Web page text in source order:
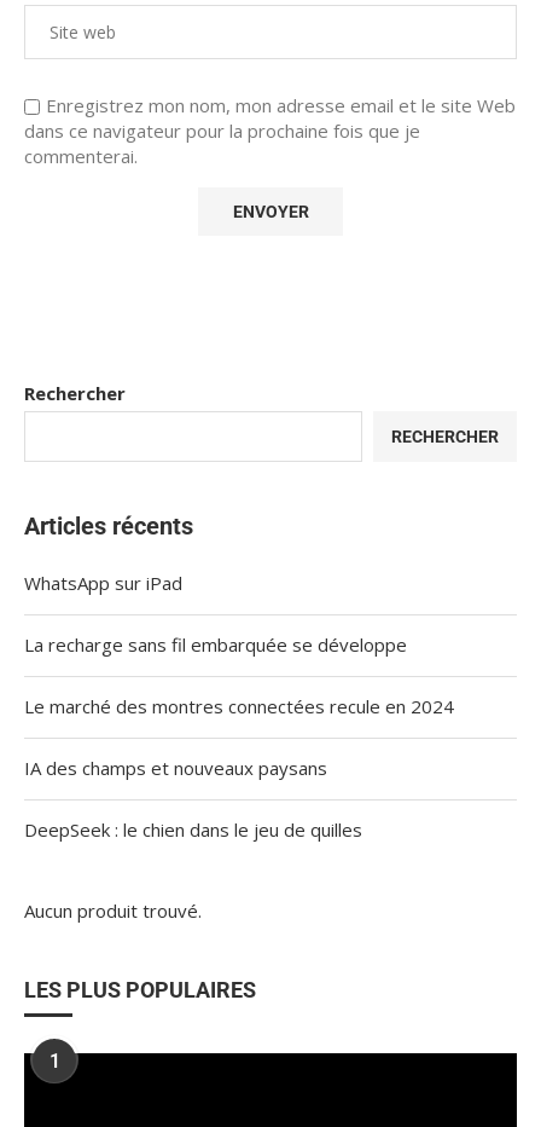
Enregistrez mon nom, mon adresse email et le site Web
dans ce navigateur pour la prochaine fois que je
commenterai.
Rechercher
RECHERCHER
Articles récents
WhatsApp sur iPad
La recharge sans fil embarquée se développe
Le marché des montres connectées recule en 2024
IA des champs et nouveaux paysans
DeepSeek : le chien dans le jeu de quilles
Aucun produit trouvé.
LES PLUS POPULAIRES
1